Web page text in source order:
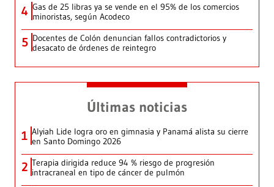
4 Gas de 25 libras ya se vende en el 95% de los comercios
minoristas, según Acodeco
5 Docentes de Colón denuncian fallos contradictorios y
desacato de órdenes de reintegro
Últimas noticias
1 Alyiah Lide logra oro en gimnasia y Panamá alista su cierre
en Santo Domingo 2026
2 Terapia dirigida reduce 94 % riesgo de progresión
intracraneal en tipo de cáncer de pulmón